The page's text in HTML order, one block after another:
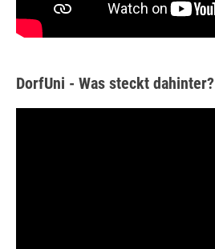
DorfUni - Was steckt dahinter?